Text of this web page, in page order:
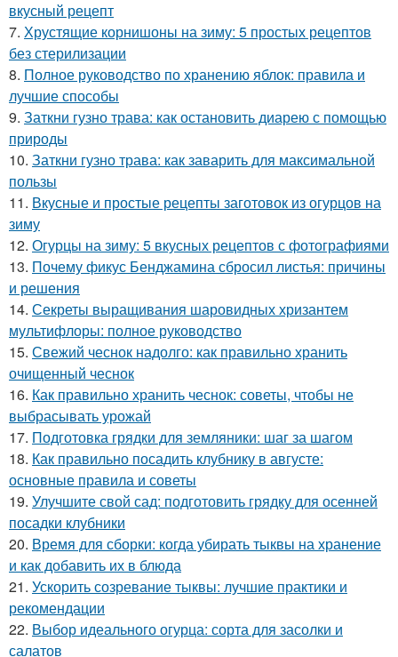
вкусный рецепт
7. Хрустящие корнишоны на зиму: 5 простых рецептов
без стерилизации
8. Полное руководство по хранению яблок: правила и
лучшие способы
9. Заткни гузно трава: как остановить диарею с помощью
природы
10. Заткни гузно трава: как заварить для максимальной
пользы
11. Вкусные и простые рецепты заготовок из огурцов на
зиму
12. Огурцы на зиму: 5 вкусных рецептов с фотографиями
13. Почему фикус Бенджамина сбросил листья: причины
и решения
14. Секреты выращивания шаровидных хризантем
мультифлоры: полное руководство
15. Свежий чеснок надолго: как правильно хранить
очищенный чеснок
16. Как правильно хранить чеснок: советы, чтобы не
выбрасывать урожай
17. Подготовка грядки для земляники: шаг за шагом
18. Как правильно посадить клубнику в августе:
основные правила и советы
19. Улучшите свой сад: подготовить грядку для осенней
посадки клубники
20. Время для сборки: когда убирать тыквы на хранение
и как добавить их в блюда
21. Ускорить созревание тыквы: лучшие практики и
рекомендации
22. Выбор идеального огурца: сорта для засолки и
салатов